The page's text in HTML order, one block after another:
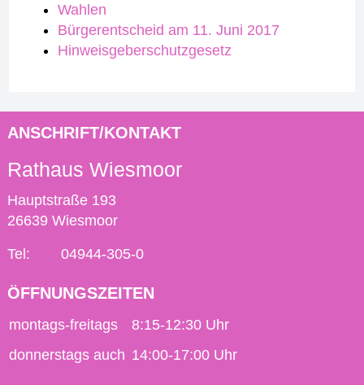
Wahlen
Bürgerentscheid am 11. Juni 2017
Hinweisgeberschutzgesetz
ANSCHRIFT/KONTAKT
Rathaus Wiesmoor
Hauptstraße 193
26639 Wiesmoor
Tel: 04944-305-0
ÖFFNUNGSZEITEN
montags-freitags
8:15-12:30 Uhr
donnerstags auch 14:00-17:00 Uhr